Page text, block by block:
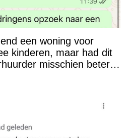
een woning voor
kinderen, maar had dit
misschien beter